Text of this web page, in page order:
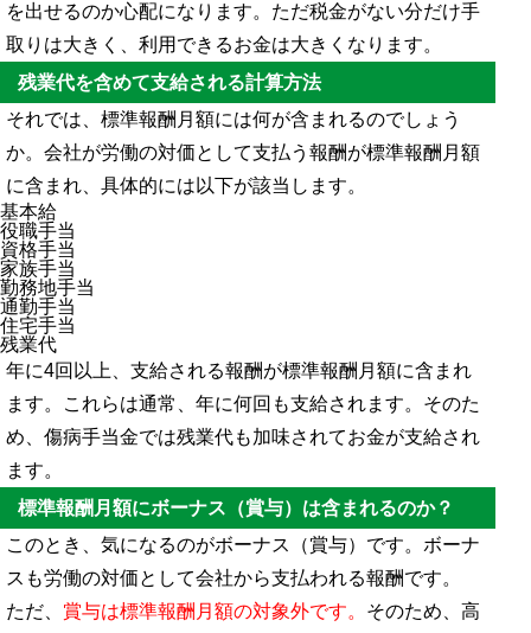
を出せるのか心配になります。ただ税金がない分だけ手
取りは大きく、利用できるお金は大きくなります。
残業代を含めて支給される計算方法
それでは、標準報酬月額には何が含まれるのでしょう
か。会社が労働の対価として支払う報酬が標準報酬月額
に含まれ、具体的には以下が該当します。
基本給
役職手当
資格手当
家族手当
勤務地手当
通勤手当
住宅手当
残業代
年に4回以上、支給される報酬が標準報酬月額に含まれ
ます。これらは通常、年に何回も支給されます。そのた
め、傷病手当金では残業代も加味されてお金が支給され
ます。
標準報酬月額にボーナス（賞与）は含まれるのか？
このとき、気になるのがボーナス（賞与）です。ボーナ
スも労働の対価として会社から支払われる報酬です。
ただ、 賞与は標準報酬月額の対象外です。 そのため、高